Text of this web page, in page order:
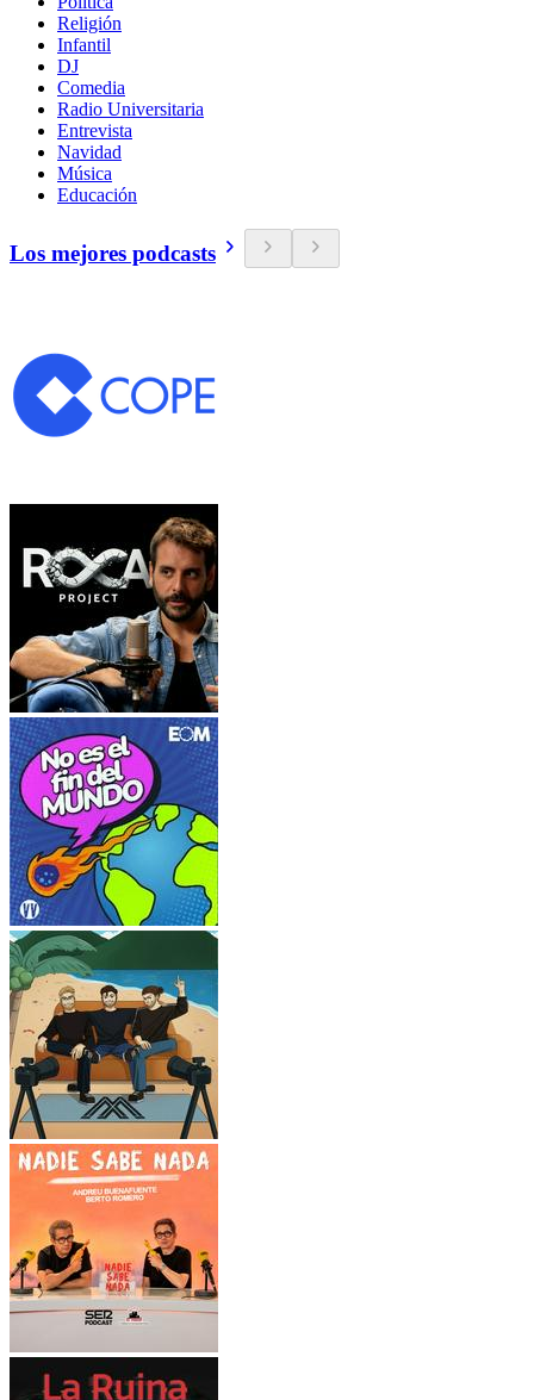
Religión
Infantil
DJ
Comedia
Radio Universitaria
Entrevista
Navidad
Música
Educación
Los mejores podcasts